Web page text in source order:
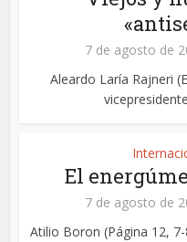
7 de agosto de
Aleardo Laría Rajneri
El
7 de agosto de
Atilio Boron (Página 12,